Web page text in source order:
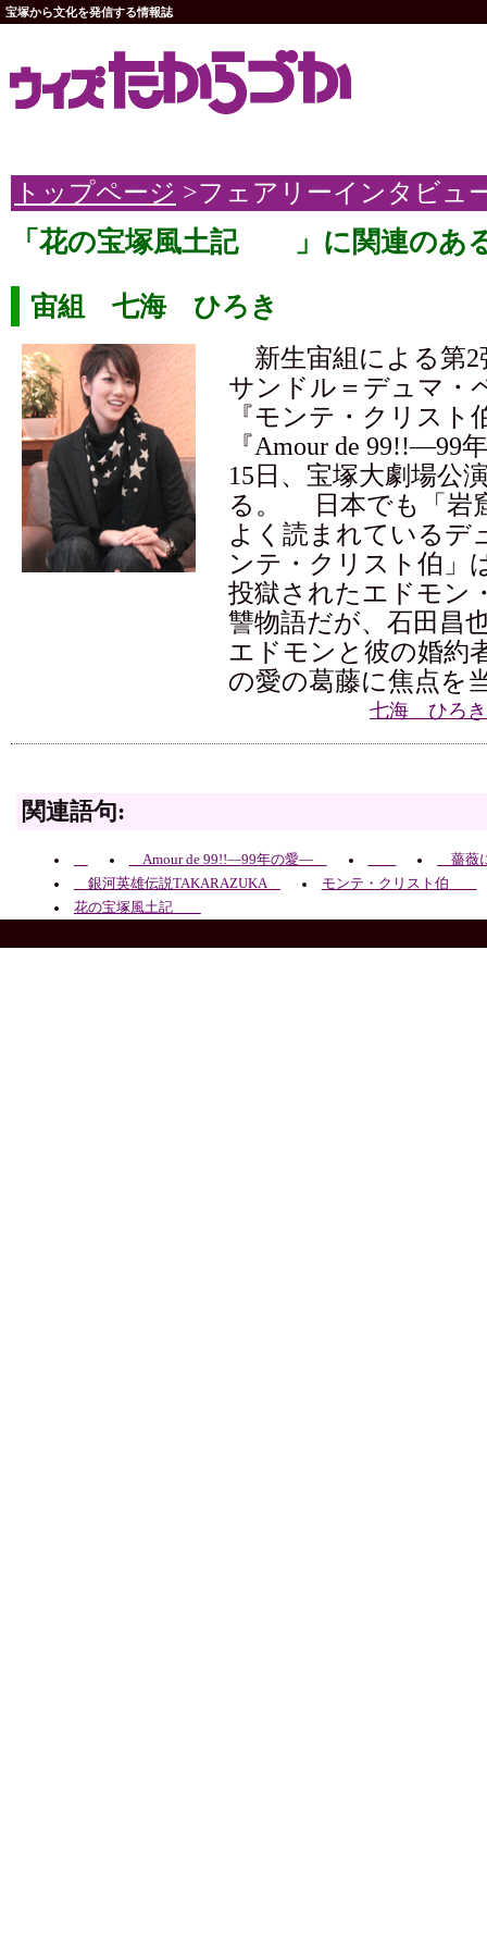
宝塚から文化を発信する情報誌
トップページ >フェアリーインタビュ
「花の宝塚風土記 」に関連のあ
宙組 七海 ひろき
新生宙組による第2
サンドル＝デュマ・
『モンテ・クリスト
『Amour de 99!!―99
15日、宝塚大劇場公
る。 日本でも「岩
よく読まれているデ
ンテ・クリスト伯」
投獄されたエドモン
讐物語だが、石田昌
エドモンと彼の婚約
の愛の葛藤に焦点を
七海 ひろき
関連語句:
Amour de 99!!―99年の愛―
薔薇
銀河英雄伝説TAKARAZUKA
モンテ・クリスト伯
花の宝塚風土記